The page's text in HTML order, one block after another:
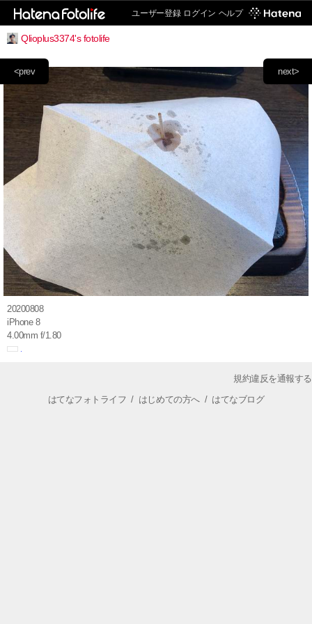
ユーザー登録 ログイン ヘルプ
Qlioplus3374's fotolife
next>
<prev
20200808
iPhone 8
4.00mm f/1.80
規約違反を通報する
はてなフォトライフ / はじめての方へ/ はてなブログ